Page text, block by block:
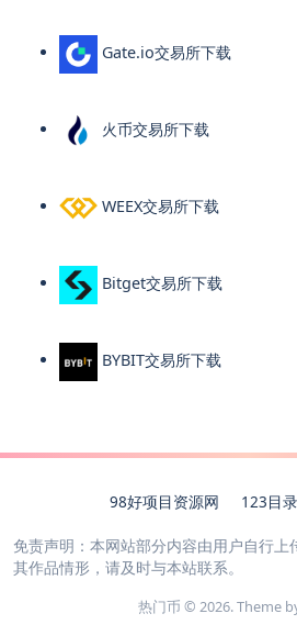
Gate.io交易所下载
火币交易所下载
WEEX交易所下载
Bitget交易所下载
BYBIT交易所下载
98好项目资源网 123目
免责声明：本网站部分内容由用户自行
其作品情形，请及时与本站联系。
热门币 © 2026. Theme